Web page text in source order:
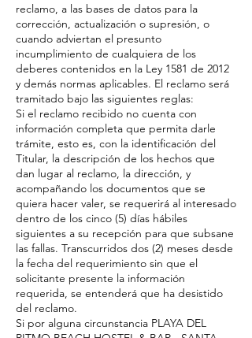
reclamo, a las bases de datos para la
corrección, actualización o supresión, o
cuando adviertan el presunto
incumplimiento de cualquiera de los
deberes contenidos en la Ley 1581 de 2012
y demás normas aplicables. El reclamo será
tramitado bajo las siguientes reglas:
Si el reclamo recibido no cuenta con
información completa que permita darle
trámite, esto es, con la identificación del
Titular, la descripción de los hechos que
dan lugar al reclamo, la dirección, y
acompañando los documentos que se
quiera hacer valer, se requerirá al interesado
dentro de los cinco (5) días hábiles
siguientes a su recepción para que subsane
las fallas. Transcurridos dos (2) meses desde
la fecha del requerimiento sin que el
solicitante presente la información
requerida, se entenderá que ha desistido
del reclamo.
Si por alguna circunstancia PLAYA DEL